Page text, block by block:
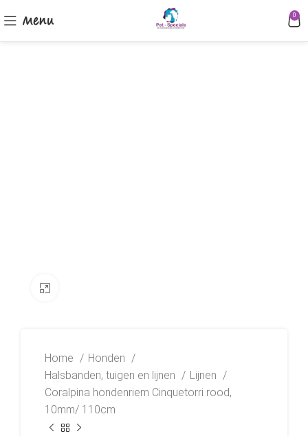
Menu 0
Home
Honden
Halsbanden, tuigen en lijnen
Lijnen
Coralpina hondenriem Cinquetorri rood,
10mm/ 110cm